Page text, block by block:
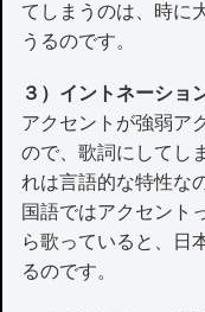
てしまうのは、時に
うるのです。
３）イントネーショ
アクセントが強弱ア
ので、歌詞にしてし
れは言語的な特性な
国語ではアクセント
ら歌っていると、日
るのです。